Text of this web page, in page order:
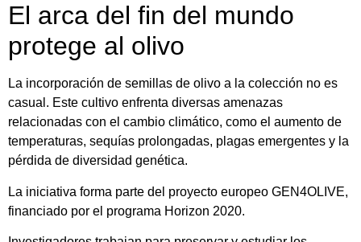
El arca del fin del mundo
protege al olivo
La incorporación de semillas de olivo a la colección no es
casual. Este cultivo enfrenta diversas amenazas
relacionadas con el cambio climático, como el aumento de
temperaturas, sequías prolongadas, plagas emergentes y la
pérdida de diversidad genética.
La iniciativa forma parte del proyecto europeo GEN4OLIVE,
financiado por el programa Horizon 2020.